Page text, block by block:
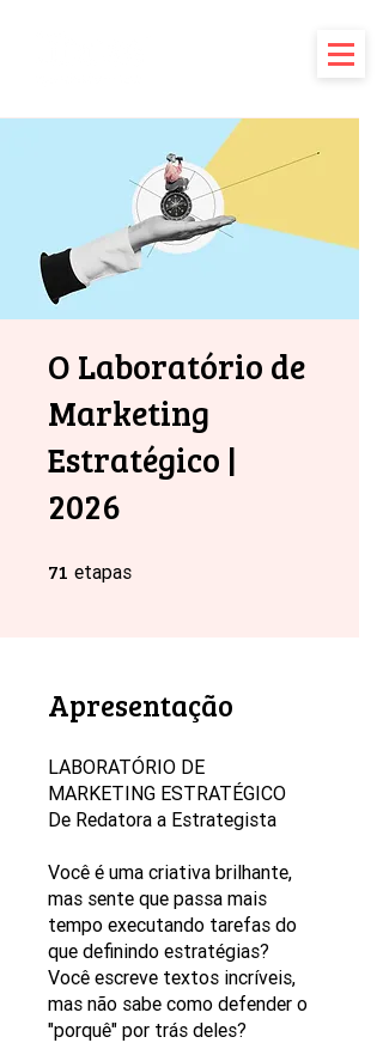
O Laboratório de
Marketing
Estratégico |
2026
71 etapas
Apresentação
LABORATÓRIO DE
MARKETING ESTRATÉGICO
De Redatora a Estrategista
Você é uma criativa brilhante,
mas sente que passa mais
tempo executando tarefas do
que definindo estratégias?
Você escreve textos incríveis,
mas não sabe como defender o
"porquê" por trás deles?